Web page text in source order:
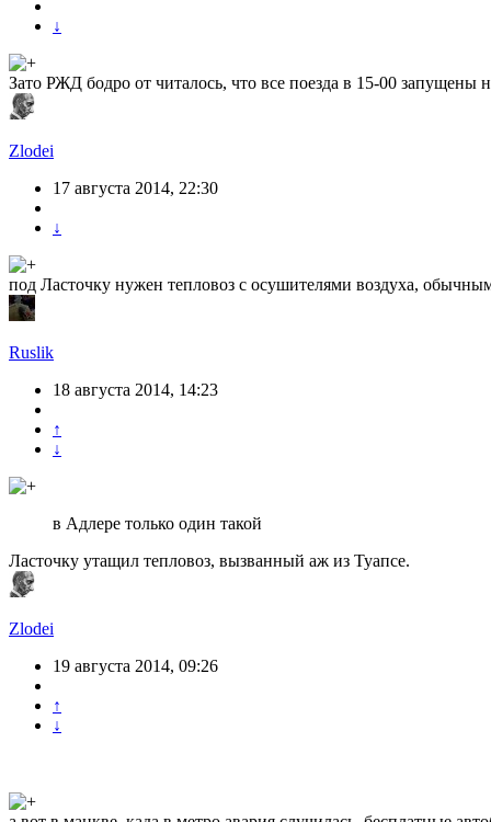
↓
Зато РЖД бодро от читалось, что все поезда в 15-00 запущены
Zlodei
17 августа 2014, 22:30
↓
под Ласточку нужен тепловоз с осушителями воздуха,
Ruslik
18 августа 2014, 14:23
↑
↓
в Адлере только один такой
Ласточку утащил тепловоз, вызванный аж из Туапсе.
Zlodei
19 августа 2014, 09:26
↑
↓